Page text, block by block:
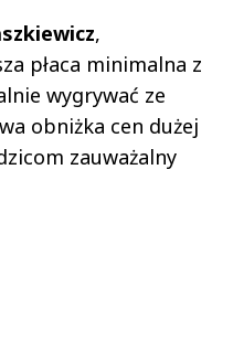
,
płaca minimalna z
wygrywać ze
obniżka cen dużej
zauważalny